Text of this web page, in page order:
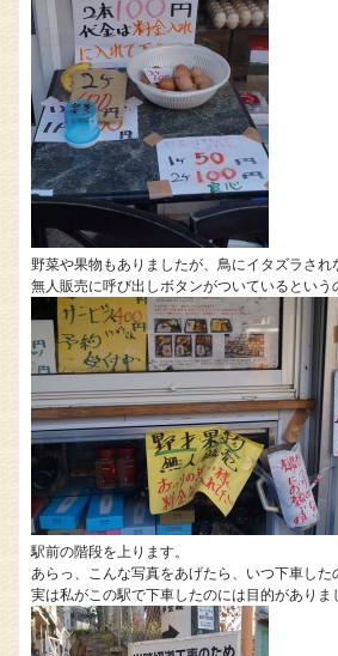
野菜や果物もありましたが、鳥にイタズラさ
無人販売に呼び出しボタンがついているとい
駅前の階段を上ります。
あらっ、こんな写真をあげたら、いつ下車し
実は私がこの駅で下車したのには目的がありま